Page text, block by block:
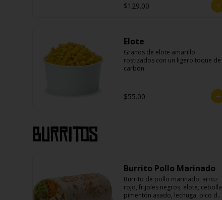
$129.00
Elote
Granos de elote amarillo
rostizados con un ligero toque de
carbón.
$55.00
Burritos
Burrito Pollo Marinado
Burrito de pollo marinado, arroz
rojo, frijoles negros, elote, cebolla
pimentón asado, lechuga, pico de